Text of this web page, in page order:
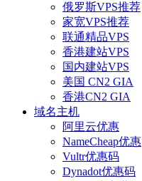
俄罗斯VPS推荐
家宽VPS推荐
联通精品VPS
香港建站VPS
国内建站VPS
美国 CN2 GIA
香港CN2 GIA
域名主机
阿里云优惠
NameCheap优惠
Vultr优惠码
Dynadot优惠码